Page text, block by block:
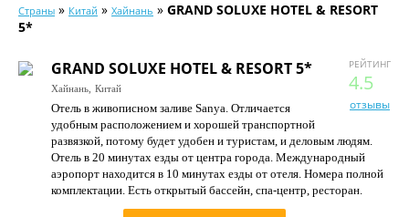
Календарь туров
Цены дня
Страны
Как купить
О нас
Страны » Китай » Хайнань » GRAND SOLUXE HOTEL & RESORT
5*
РЕЙТИНГ
4.5
отзывы
GRAND SOLUXE HOTEL & RESORT 5*
Хайнань, Китай
Отель в живописном заливе Sanya. Отличается
удобным расположением и хорошей транспортной
развязкой, потому будет удобен и туристам, и деловым людям.
Отель в 20 минутах езды от центра города. Международный
аэропорт находится в 10 минутах езды от отеля. Номера полной
комплектации. Есть открытый бассейн, спа-центр, ресторан.